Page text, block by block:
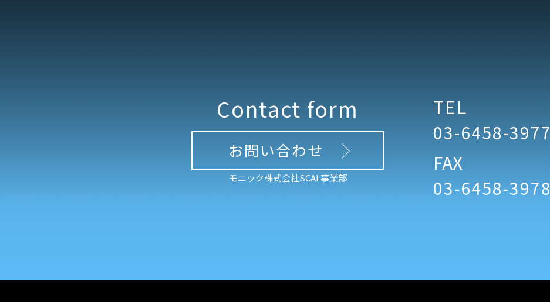
Contact form
お問い合わせ
モニック株式会社SCAI 事業部
TEL
03-6458-3977
FAX
03-6458-3978